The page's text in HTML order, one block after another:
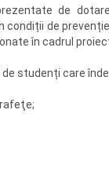
de
de
în cadrul
studenți care